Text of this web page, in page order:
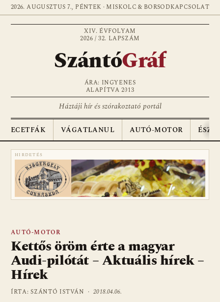
2026. AUGUSZTUS 7., PÉNTEK · MISKOLC & BORSODKAPCSOLAT
XIV. ÉVFOLYAM
2026 / 32. LAPSZÁM
SzántóGráf
ÁRA: INGYENES
ALAPÍTVA 2013
Háztáji hír és szórakoztató portál
ECETFÁK VÁGATLANUL AUTÓ-MOTOR
HIRDETÉS
AUTÓ-MOTOR
Kettős öröm érte a magyar
Audi-pilótát – Aktuális hírek –
Hírek
ÍRTA: SZÁNTÓ ISTVÁN ·2018.04.06.